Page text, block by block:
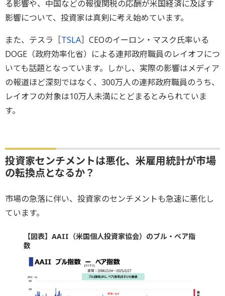
る影響や、中国などの報復関税の応酬が米国経済に及ぼす
影響について、投資家は真剣に考え始めています。
また、テスラ［TSLA］CEOのイーロン・マスク氏率いる
DOGE（政府効率化省）による連邦政府職員のレイオフにつ
いても話題となっています。しかし、実際の影響はメディア
の報道ほど深刻ではなく、300万人の連邦政府職員のうち、
レイオフの対象は10万人未満にとどまるとみられていま
す。
投資家センチメントは悪化、米雇用統計が市場
の転換点となるか？
市場の急落に伴い、投資家のセンチメントも急速に悪化し
ています。
【図表】AAII（米国個人投資家協会）のブル・ベア指
数